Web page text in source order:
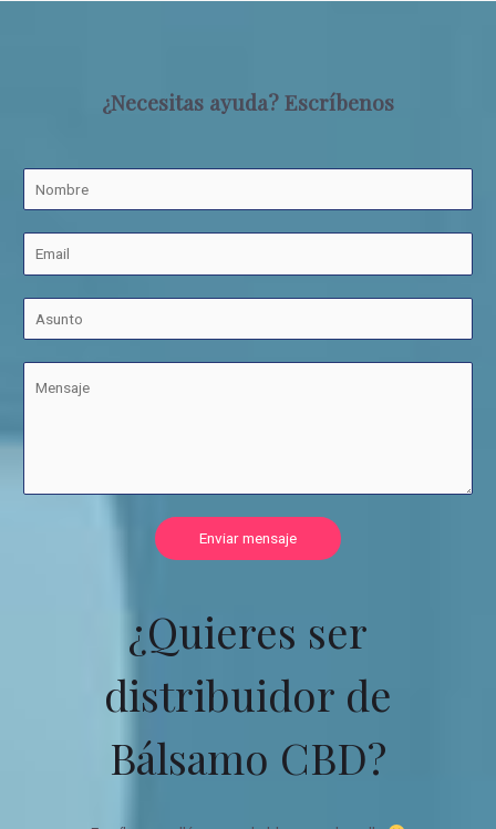
¿Necesitas ayuda? Escríbenos
Enviar mensaje
¿Quieres ser
distribuidor de
Bálsamo CBD?